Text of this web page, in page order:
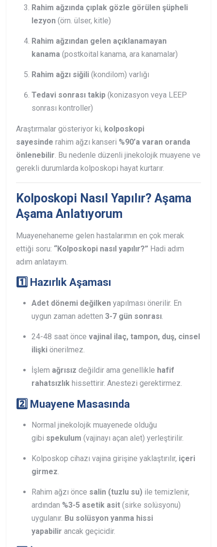
Rahim ağzında çıplak gözle görülen şüpheli
lezyon (örn. ülser, kitle)
Rahim ağzından gelen açıklanamayan
kanama (postkoital kanama, ara kanamalar)
Rahim ağzı siğili (kondilom) varlığı
Tedavi sonrası takip (konizasyon veya LEEP
sonrası kontroller)
Araştırmalar gösteriyor ki, kolposkopi
sayesinde rahim ağzı kanseri %90’a varan oranda
önlenebilir. Bu nedenle düzenli jinekolojik muayene ve
gerekli durumlarda kolposkopi hayat kurtarır.
Kolposkopi Nasıl Yapılır? Aşama
Aşama Anlatıyorum
Muayenehaneme gelen hastalarımın en çok merak
ettiği soru: “Kolposkopi nasıl yapılır?” Hadi adım
adım anlatayım.
1️⃣ Hazırlık Aşaması
Adet dönemi değilken yapılması önerilir. En
uygun zaman adetten 3-7 gün sonrası.
24-48 saat önce vajinal ilaç, tampon, duş, cinsel
ilişki önerilmez.
İşlem ağrısız değildir ama genellikle hafif
rahatsızlık hissettirir. Anestezi gerektirmez.
2️⃣ Muayene Masasında
Normal jinekolojik muayenede olduğu
gibi spekulum (vajinayı açan alet) yerleştirilir.
Kolposkop cihazı vajina girişine yaklaştırılır, içeri
girmez.
Rahim ağzı önce salin (tuzlu su) ile temizlenir,
ardından %3-5 asetik asit (sirke solüsyonu)
uygulanır. Bu solüsyon yanma hissi
yapabilir ancak geçicidir.